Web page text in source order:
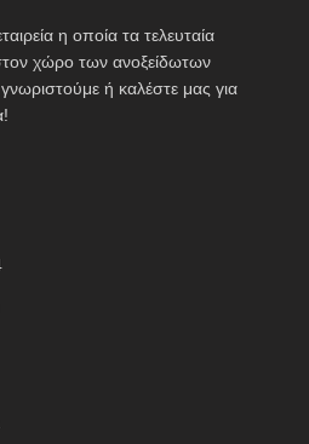
η οποία τα τελευταία
χώρο των ανοξείδωτων
ή καλέστε μας για